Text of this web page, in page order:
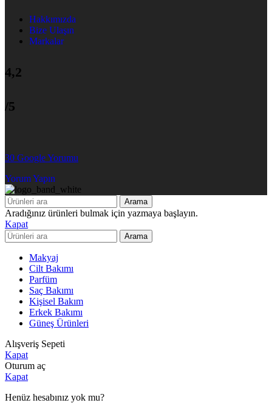
Hakkımızda
Bize Ulaşın
Markalar
4,2
/5
30 Google Yorumu
Yorum Yapın
Arama
Aradığınız ürünleri bulmak için yazmaya başlayın.
Kapat
Arama
Makyaj
Cilt Bakımı
Parfüm
Saç Bakımı
Kişisel Bakım
Erkek Bakımı
Güneş Ürünleri
Alışveriş Sepeti
Kapat
Oturum aç
Kapat
Henüz hesabınız yok mu?